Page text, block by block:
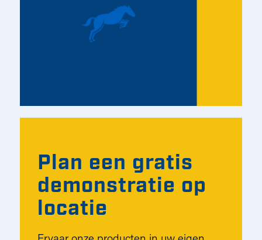
Plan een gratis
demonstratie op
locatie